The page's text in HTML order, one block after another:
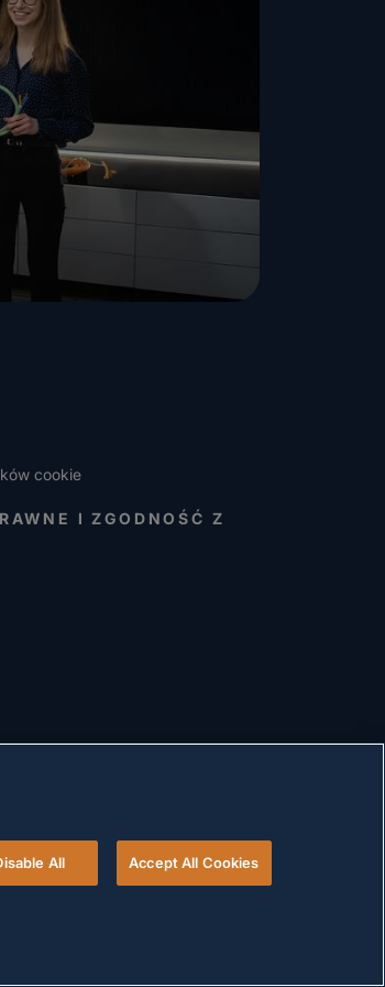
cookie
I ZGODNOŚĆ Z
© 2026 Versigent. All rights reserved
All Accept All Cookies